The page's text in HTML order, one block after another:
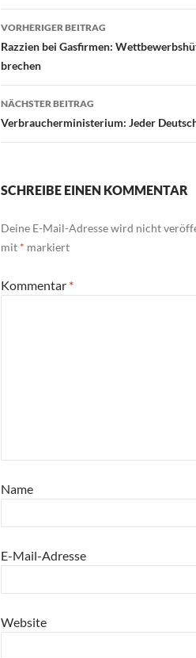
Beitragsnavigation
VORHERIGER BEITRAG
Razzien bei Gasfirmen:
brechen
NÄCHSTER BEITRAG
Verbraucherministerium: Jeder
SCHREIBE EINEN KOMMENTAR
Deine E-Mail-Adresse wird nicht
mit * markiert
Kommentar *
Name
E-Mail-Adresse
Website